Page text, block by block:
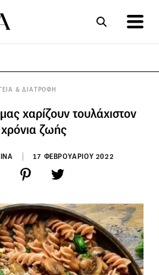
& ΔΙΑΤΡΟΦΗ
χαρίζουν τουλάχιστον
ζωής
17 ΦΕΒΡΟΥΑΡΙΟΥ 2022